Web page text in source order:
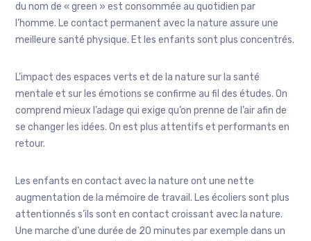
du nom de « green » est consommée au quotidien par
l’homme. Le contact permanent avec la nature assure une
meilleure santé physique. Et les enfants sont plus concentrés.
L’impact des espaces verts et de la nature sur la santé
mentale et sur les émotions se confirme au fil des études. On
comprend mieux l’adage qui exige qu’on prenne de l’air afin de
se changer les idées. On est plus attentifs et performants en
retour.
Les enfants en contact avec la nature ont une nette
augmentation de la mémoire de travail. Les écoliers sont plus
attentionnés s’ils sont en contact croissant avec la nature.
Une marche d’une durée de 20 minutes par exemple dans un